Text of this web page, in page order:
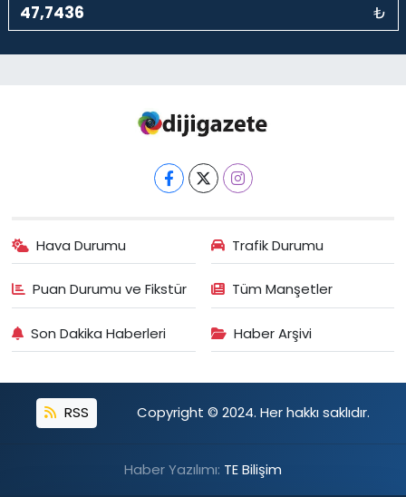
₺
Hava Durumu Trafik Durumu
Puan Durumu ve Fikstür Tüm Manşetler
Son Dakika Haberleri Haber Arşivi
RSS Copyright © 2024. Her hakkı saklıdır.
Haber Yazılımı: TE Bilişim